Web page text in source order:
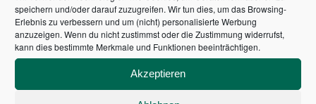
speichern und/oder darauf zuzugreifen. Wir tun dies, um das Browsing-
Erlebnis zu verbessern und um (nicht) personalisierte Werbung
anzuzeigen. Wenn du nicht zustimmst oder die Zustimmung widerrufst,
kann dies bestimmte Merkmale und Funktionen beeinträchtigen.
Akzeptieren
Neues EÜR-Formular mit Ausfüllanleitung
Alle wichtigen Kontenrahmen für DATEV (gültig ab
2020), Industrie und Handel
Hinweise zur richitgen Kontierung von
Geschäftsvorfällen